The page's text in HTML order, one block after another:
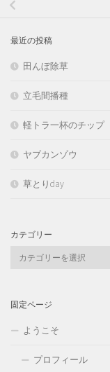
最近の投稿
田んぼ除草
立毛間播種
軽トラ一杯のチップ
ヤブカンゾウ
草とりday
カテゴリー
ー
固定ページ
ようこそ
プロフィール